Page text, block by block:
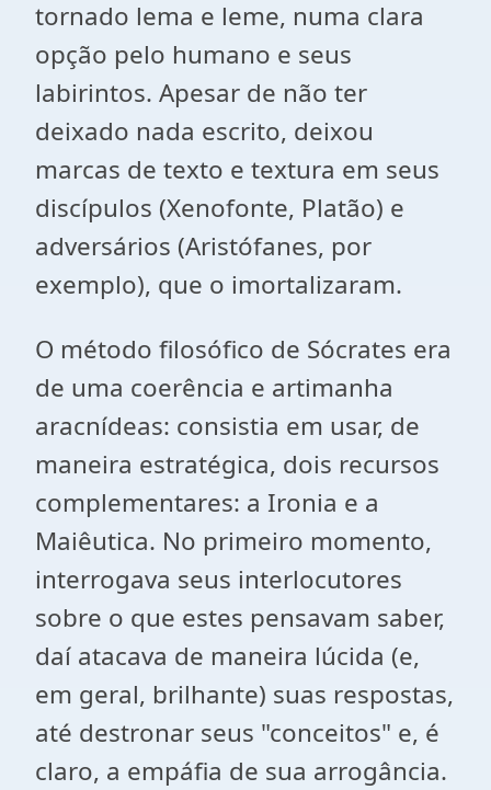
tornado lema e leme, numa clara
opção pelo humano e seus
labirintos. Apesar de não ter
deixado nada escrito, deixou
marcas de texto e textura em seus
discípulos (Xenofonte, Platão) e
adversários (Aristófanes, por
exemplo), que o imortalizaram.
O método filosófico de Sócrates era
de uma coerência e artimanha
aracnídeas: consistia em usar, de
maneira estratégica, dois recursos
complementares: a Ironia e a
Maiêutica. No primeiro momento,
interrogava seus interlocutores
sobre o que estes pensavam saber,
daí atacava de maneira lúcida (e,
em geral, brilhante) suas respostas,
até destronar seus "conceitos" e, é
claro, a empáfia de sua arrogância.